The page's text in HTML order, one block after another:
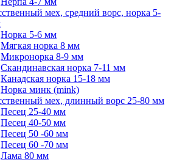
мех, средний ворс, норка 5-
Норка 5-6 мм
Мягкая норка 8 мм
Микронорка 8-9 мм
Скандинавская норка 7-11 мм
Канадская норка 15-18 мм
Норка минк (mink)
мех, длинный ворс 25-80 мм
Песец 25-40 мм
Песец 40-50 мм
Песец 50 -60 мм
Песец 60 -70 мм
Лама 80 мм